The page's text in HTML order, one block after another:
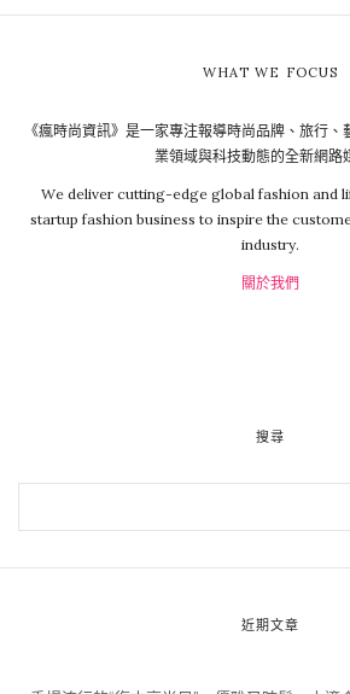
WHAT WE FOCUS
《瘋時尚資訊》是一家專注報導時尚品牌、旅行
業領域與科技動態的全新網路
We deliver cutting-edge global fashion and
startup fashion business to inspire the
industry.
關於我們
搜尋
近期文章